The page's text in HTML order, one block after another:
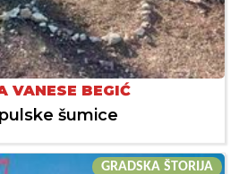
VANESE BEGIĆ
šumice
GRADSKA ŠTORIJA